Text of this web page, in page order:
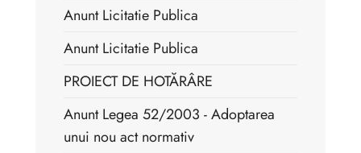
Anunt Licitatie Publica
Anunt Licitatie Publica
PROIECT DE HOTĂRÂRE
Anunt Legea 52/2003 - Adoptarea
unui nou act normativ